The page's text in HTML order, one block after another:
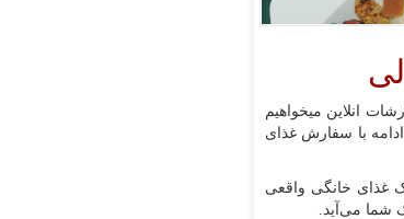
انلاین میخواهیم
با سفارش غذای
غذای خانگی واقعی
شما می‌آید.